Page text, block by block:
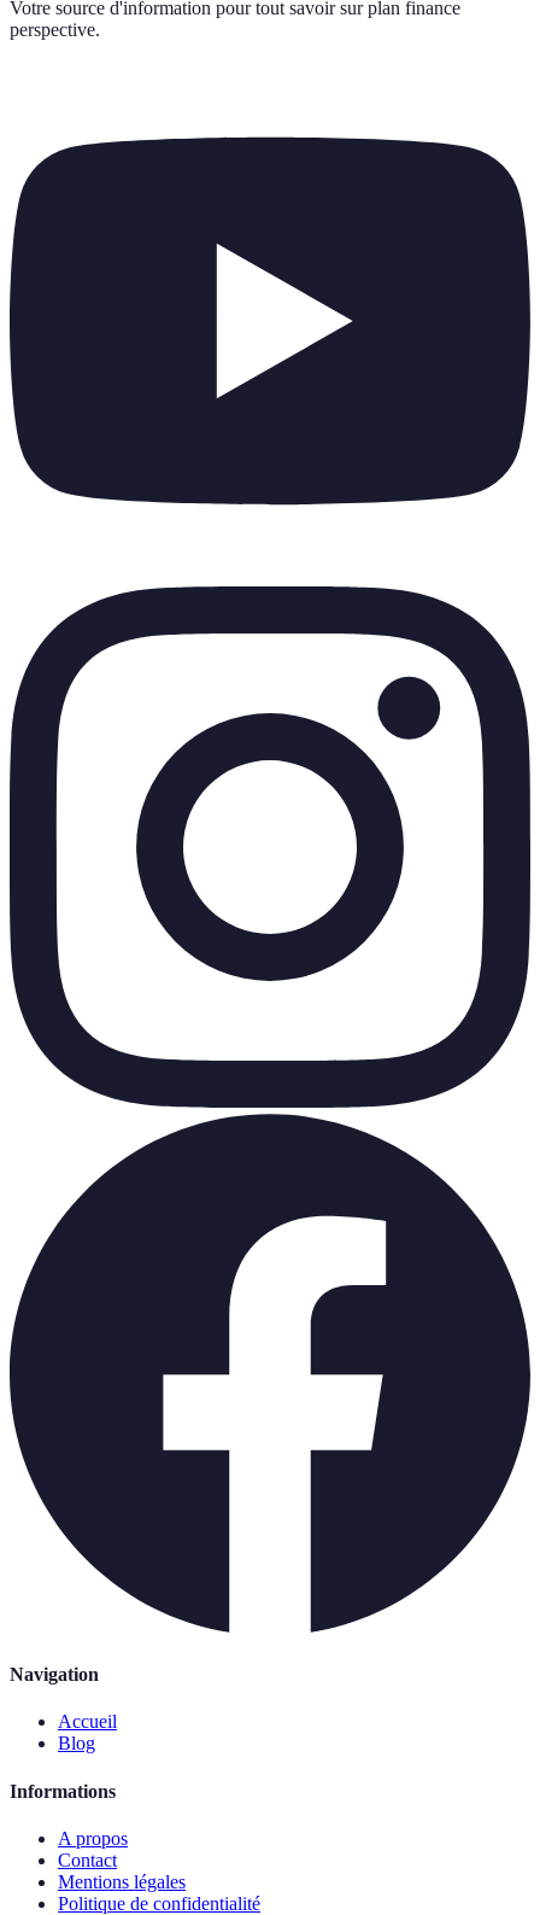
Votre source d'information pour tout savoir sur plan finance
perspective.
Navigation
Accueil
Blog
Informations
A propos
Contact
Mentions légales
Politique de confidentialité